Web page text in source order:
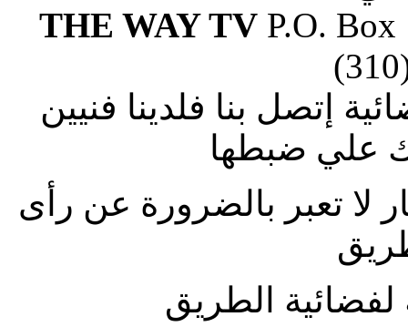
THE WAY TVP.O. Box
إتصل بنا فلدينا فنيين
علي ضبطها
لا تعبر بالضرورة عن رأى
الطريق